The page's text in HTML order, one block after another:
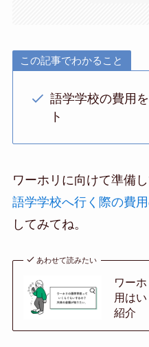
この記事でわかること
語学学校の費用
ト
ワーホリに向けて準備し
語学学校へ行く際の費
してみてね。
あわせて読みたい
ワー
用は
紹介